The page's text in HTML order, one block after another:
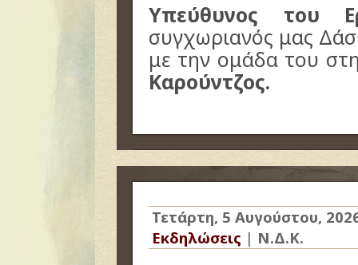
Υπεύθυνος του
συγχωριανός μας
με την ομάδα του
Καρούντζος.
Τετάρτη, 5 Αυγούστου,
Εκδηλώσεις | Ν.Δ.Κ.